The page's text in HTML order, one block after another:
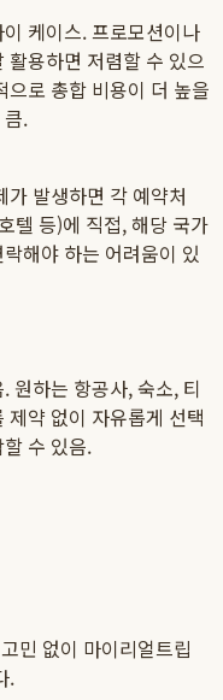
케이스. 프로모션이나
활용하면 저렴할 수 있으
으로 총합 비용이 더 높을
.
가 발생하면 각 예약처
텔 등)에 직접, 해당 국가
해야 하는 어려움이 있
원하는 항공사, 숙소, 티
제약 없이 자유롭게 선택
수 있음.
민 없이 마이리얼트립
.